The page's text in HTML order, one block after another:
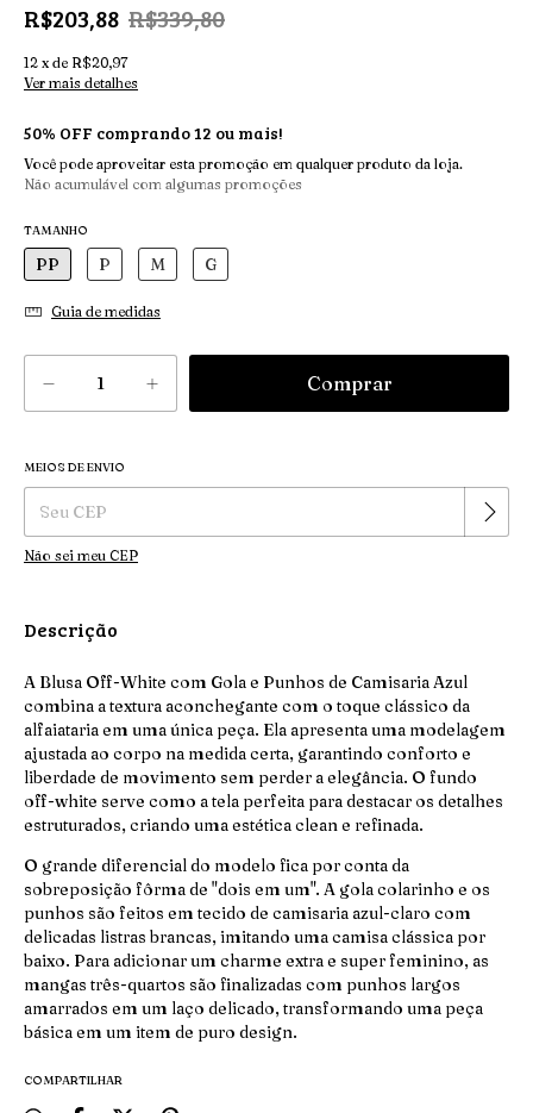
R$203,88 R$339,80
12 x de R$20,97
Ver mais detalhes
50% OFF comprando 12 ou mais!
Você pode aproveitar esta promoção em qualquer produto da loja.
Não acumulável com algumas promoções
TAMANHO
PP P M G
Guia de medidas
Entregas para o CEP:
MEIOS DE ENVIO
Não sei meu CEP
Descrição
A Blusa Off-White com Gola e Punhos de Camisaria Azul
combina a textura aconchegante com o toque clássico da
alfaiataria em uma única peça. Ela apresenta uma modelagem
ajustada ao corpo na medida certa, garantindo conforto e
liberdade de movimento sem perder a elegância. O fundo
off-white serve como a tela perfeita para destacar os detalhes
estruturados, criando uma estética clean e refinada.
O grande diferencial do modelo fica por conta da
sobreposição fôrma de "dois em um". A gola colarinho e os
punhos são feitos em tecido de camisaria azul-claro com
delicadas listras brancas, imitando uma camisa clássica por
baixo. Para adicionar um charme extra e super feminino, as
mangas três-quartos são finalizadas com punhos largos
amarrados em um laço delicado, transformando uma peça
básica em um item de puro design.
COMPARTILHAR